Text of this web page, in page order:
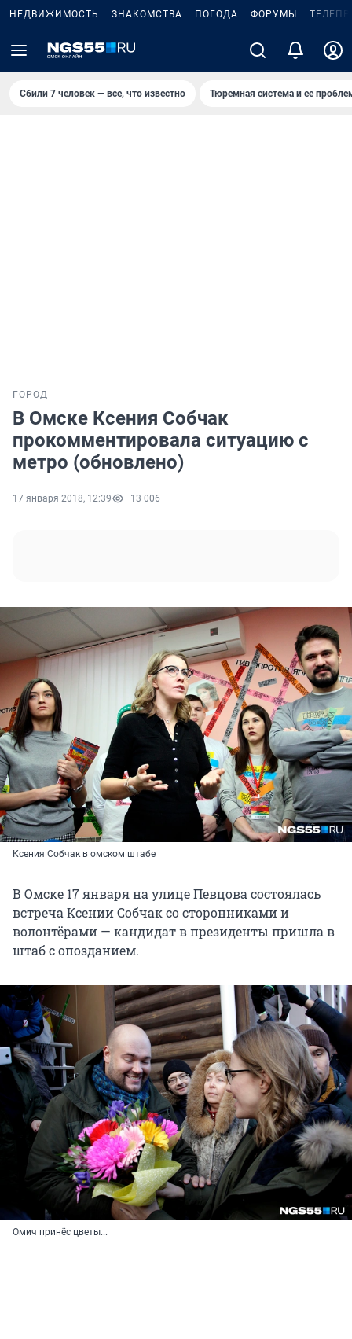
НЕДВИЖИМОСТЬ ЗНАКОМСТВА ПОГОДА ФОРУМЫ
Сбили 7 человек — все, что известно Тюремная система и ее
ГОРОД
В Омске Ксения Собчак
прокомментировала ситуацию с
метро (обновлено)
17 января 2018, 12:39 13 006
Ксения Собчак в омском штабе
В Омске 17 января на улице Певцова состоялась
встреча Ксении Собчак со сторонниками и
волонтёрами — кандидат в президенты пришла в
штаб с опозданием.
Омич принёс цветы...